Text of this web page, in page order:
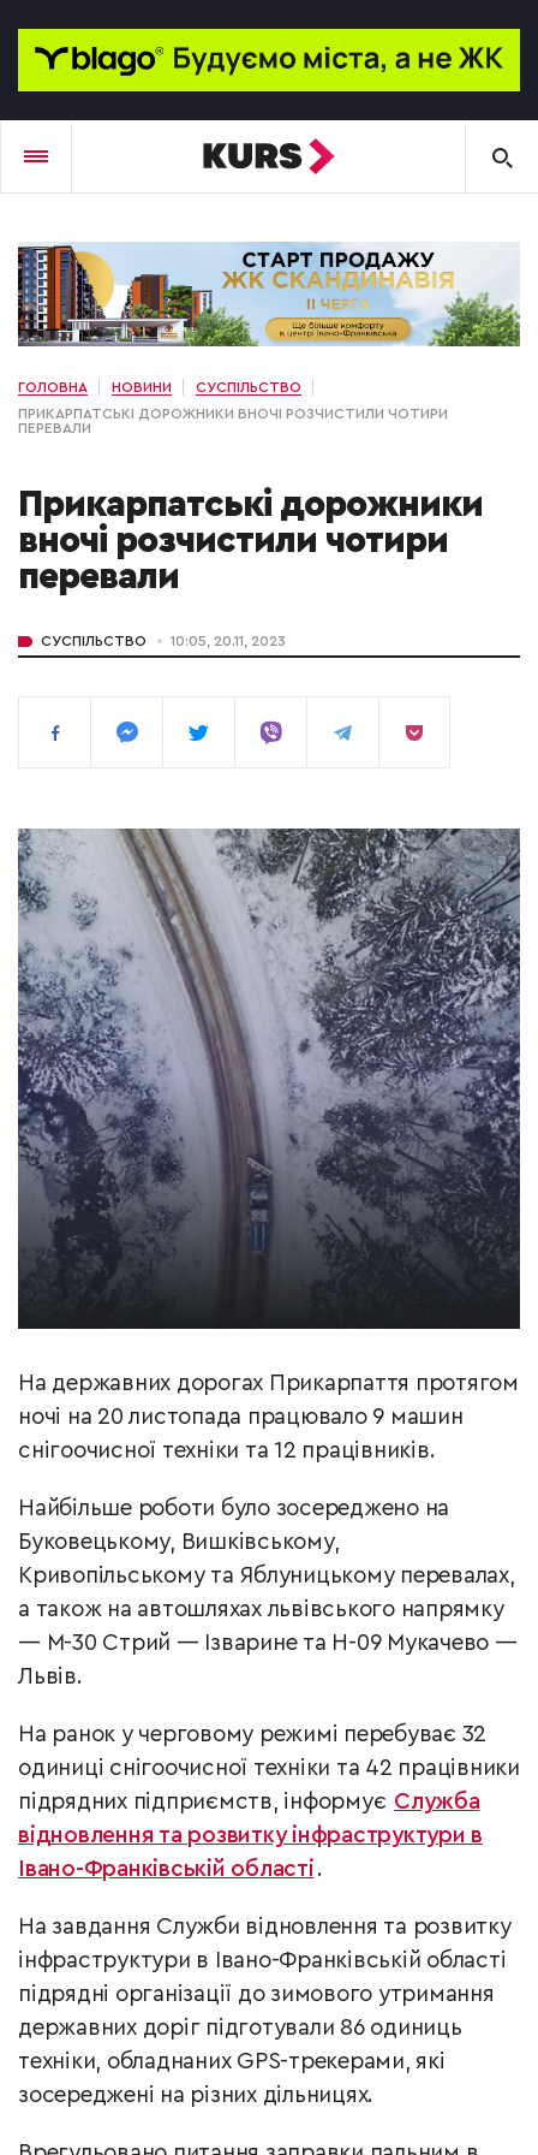
ГОЛОВНА НОВИНИ
СУСПІЛЬСТВО
ПРИКАРПАТСЬКІ ДОРОЖНИКИ ВНОЧІ РОЗЧИСТИЛИ ЧОТИРИ
ПЕРЕВАЛИ
Прикарпатські дорожники
вночі розчистили чотири
перевали
СУСПІЛЬСТВО 10:05, 20.11, 2023
На державних дорогах Прикарпаття протягом
ночі на 20 листопада працювало 9 машин
снігоочисної техніки та 12 працівників.
Найбільше роботи було зосереджено на
Буковецькому, Вишківському,
Кривопільському та Яблуницькому перевалах,
а також на автошляхах львівського напрямку
— М-30 Стрий — Ізварине та Н-09 Мукачево —
Львів.
На ранок у черговому режимі перебуває 32
одиниці снігоочисної техніки та 42 працівники
підрядних підприємств, інформує Служба
відновлення та розвитку інфраструктури в
Івано-Франківській області .
На завдання Служби відновлення та розвитку
інфраструктури в Івано-Франківській області
підрядні організації до зимового утримання
державних доріг підготували 86 одиниць
техніки, обладнаних GPS-трекерами, які
зосереджені на різних дільницях.